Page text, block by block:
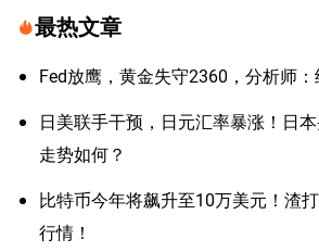
最热文章
Fed放鹰，黄金失守2360，分析师：
日美联手干预，日元汇率暴涨！日
走势如何？
比特币今年将飙升至10万美元！渣
行情！